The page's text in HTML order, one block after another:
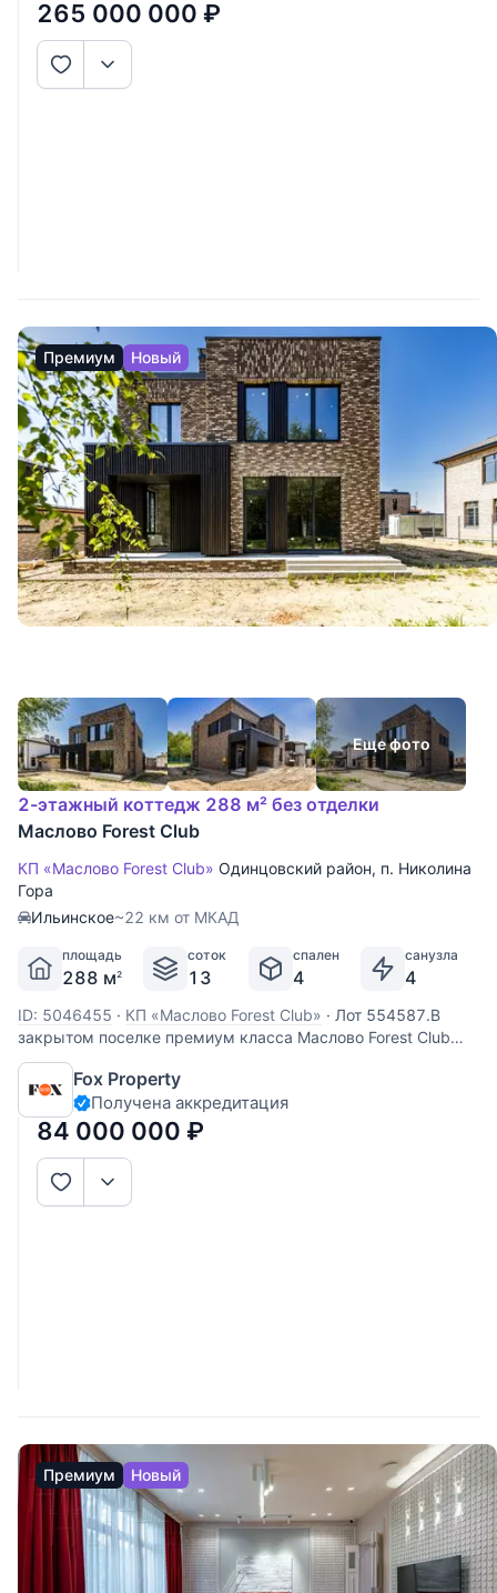
завершенным внешним контуром,
265 000 000 ₽
Премиум Новый
Еще фото
2-этажный коттедж 288 м² без отделки
Маслово Forest Club
КП «Маслово Forest Club» Одинцовский район, п. Николина
Гора
Ильинское~22 км от МКАД
площадь
288 м2
соток
13
спален
4
санузла
4
ID: 5046455 · КП «Маслово Forest Club» · Лот 554587.В
закрытом поселке премиум класса Маслово Forest Club
представлен жилой дом 288 м. Дом кирпичный, заведены
все коммуникации, установлен газовый котел,подключено
электричество. Жилой дом расположен в центральной
части поселка, имеет
Fox Property
Получена аккредитация
84 000 000 ₽
Премиум Новый